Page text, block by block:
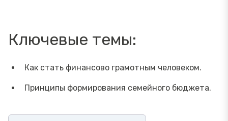
Ключевые темы:
Как стать финансово грамотным человеком.
Принципы формирования семейного бюджета.